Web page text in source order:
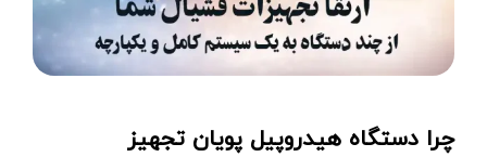
چرا دستگاه هیدروپیل پویان تجهیز